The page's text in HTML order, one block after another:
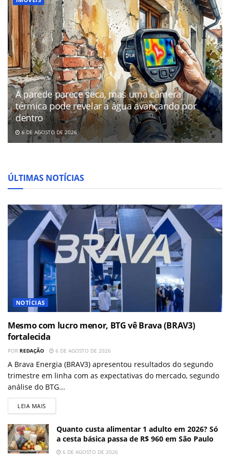
A parede parece seca, mas uma câmera
térmica pode revelar a água avançando por
dentro
6 DE AGOSTO DE 2026
ÚLTIMAS NOTÍCIAS
NOTÍCIAS
Mesmo com lucro menor, BTG vê Brava (BRAV3)
fortalecida
POR REDAÇÃO 6 DE AGOSTO DE 2026
A Brava Energia (BRAV3) apresentou resultados do segundo
trimestre em linha com as expectativas do mercado, segundo
análise do BTG...
LEIA MAIS
Quanto custa alimentar 1 adulto em 2026? Só
a cesta básica passa de R$ 960 em São Paulo
6 DE AGOSTO DE 2026